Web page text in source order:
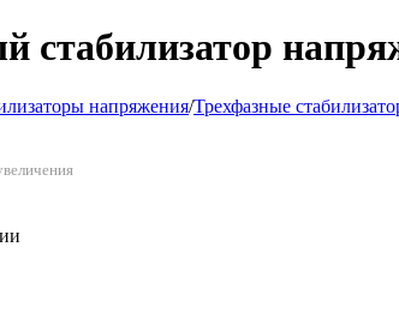
стабилизатор
напряжения/Трехфазные